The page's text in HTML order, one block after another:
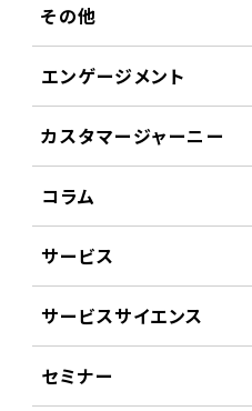
その他
エンゲージメント
カスタマージャーニー
コラム
サービス
サービスサイエンス
セミナー